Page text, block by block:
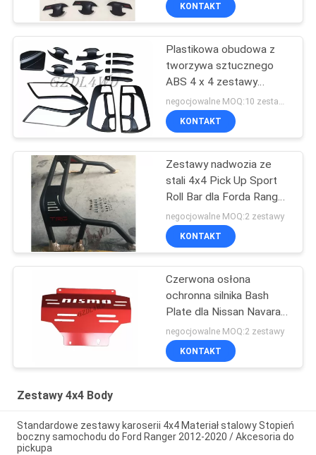
KONTAKT
Plastikowa obudowa z
tworzywa sztucznego
ABS 4 x 4 zestawy
karoserii do Navara
np300 / Auto Car
Accessories
negocjowalne MOQ:10 zestawów
KONTAKT
Zestawy nadwozia ze
stali 4x4 Pick Up Sport
Roll Bar dla Forda Ranger
2012 2013 2014 2015
2016
negocjowalne MOQ:2 zestawy
KONTAKT
Czerwona osłona
ochronna silnika Bash
Plate dla Nissan Navara
NP300 2015 2018
negocjowalne MOQ:2 zestawy
KONTAKT
Zestawy 4x4 Body
Standardowe zestawy karoserii 4x4 Materiał stalowy Stopień
boczny samochodu do Ford Ranger 2012-2020 / Akcesoria do
pickupa